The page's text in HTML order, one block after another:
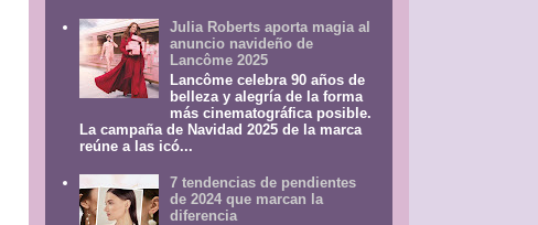
Julia Roberts aporta magia al
anuncio navideño de
Lancôme 2025
Lancôme celebra 90 años de
belleza y alegría de la forma
más cinematográfica posible.
La campaña de Navidad 2025 de la marca
reúne a las icó...
7 tendencias de pendientes
de 2024 que marcan la
diferencia